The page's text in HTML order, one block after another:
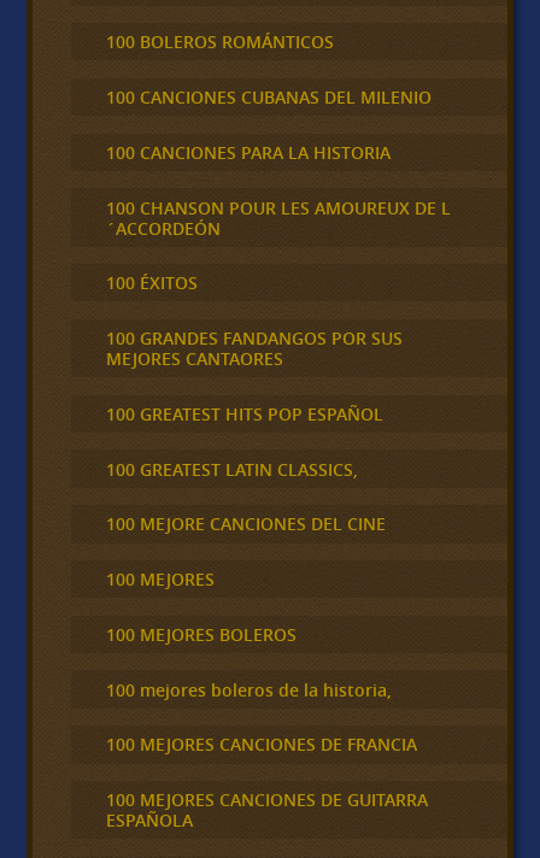
100 BOLEROS ROMÁNTICOS
100 CANCIONES CUBANAS DEL MILENIO
100 CANCIONES PARA LA HISTORIA
100 CHANSON POUR LES AMOUREUX DE L
´ACCORDEÓN
100 ÉXITOS
100 GRANDES FANDANGOS POR SUS
MEJORES CANTAORES
100 GREATEST HITS POP ESPAÑOL
100 GREATEST LATIN CLASSICS,
100 MEJORE CANCIONES DEL CINE
100 MEJORES
100 MEJORES BOLEROS
100 mejores boleros de la historia,
100 MEJORES CANCIONES DE FRANCIA
100 MEJORES CANCIONES DE GUITARRA
ESPAÑOLA